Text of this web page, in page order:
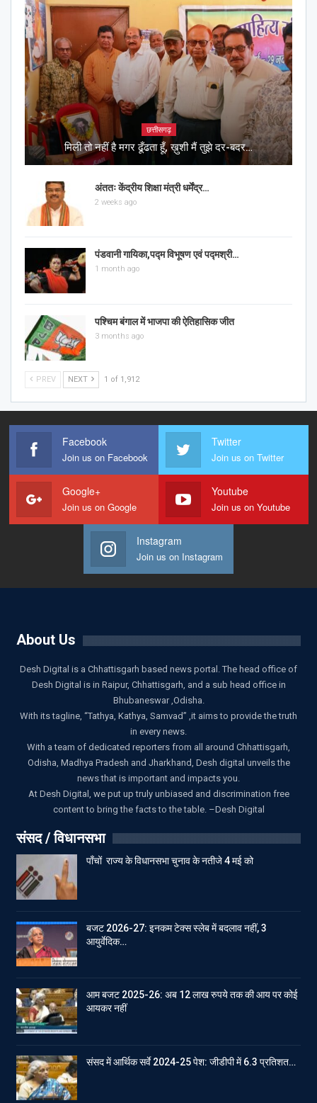
छत्तीसगढ़
मिली तो नहीं है मगर ढूँढता हूँ, ख़ुशी मैं तुझे दर-बदर…
अंततः केंद्रीय शिक्षा मंत्री धर्मेंद्र…
2 weeks ago
पंडवानी गायिका,पद्म विभूषण एवं पद्मश्री…
1 month ago
पश्चिम बंगाल में भाजपा की ऐतिहासिक जीत
3 months ago
PREV NEXT 1 of 1,912
Facebook
Join us on Facebook
Twitter
Join us on Twitter
Google+
Join us on Google
Youtube
Join us on Youtube
Instagram
Join us on Instagram
About Us
Desh Digital is a Chhattisgarh based news portal. The head office of
Desh Digital is in Raipur, Chhattisgarh, and a sub head office in
Bhubaneswar ,Odisha.
With its tagline, “Tathya, Kathya, Samvad” ,it aims to provide the truth
in every news.
With a team of dedicated reporters from all around Chhattisgarh,
Odisha, Madhya Pradesh and Jharkhand, Desh digital unveils the
news that is important and impacts you.
At Desh Digital, we put up truly unbiased and discrimination free
content to bring the facts to the table. –Desh Digital
संसद / विधानसभा
पाँचों राज्य के विधानसभा चुनाव के नतीजे 4 मई को
बजट 2026-27: इनकम टेक्स स्लेब में बदलाव नहीं, 3
आयुर्वेदिक…
आम बजट 2025-26: अब 12 लाख रुपये तक की आय पर कोई
आयकर नहीं
संसद में आर्थिक सर्वे 2024-25 पेश: जीडीपी में 6.3 प्रतिशत…